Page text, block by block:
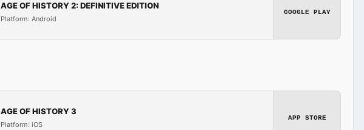
AGE OF HISTORY 2: DEFINITIVE EDITION
Platform: Android
GOOGLE PLAY
AGE OF HISTORY 3
Platform: iOS
APP STORE